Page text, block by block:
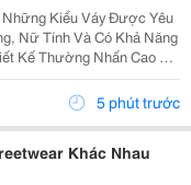
Kiểu Váy Được Yêu
Nữ Tính Và Có Khả Năng
Kế Thường Nhấn Cao Ở
Nhẹ Xuống Dưới, Kiểu
Mái Nhưng Vẫn Giữ5 phút trước
Khác Nhau